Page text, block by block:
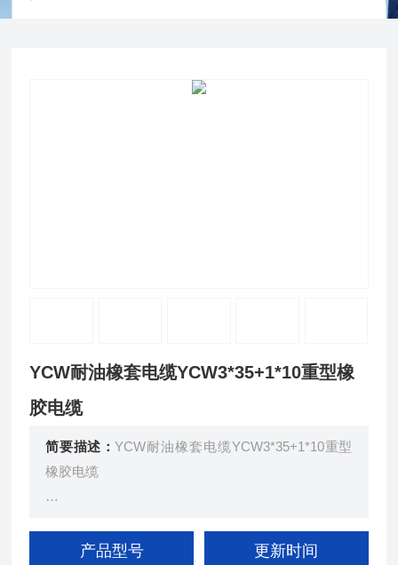
YCW耐油橡套电缆YCW3*35+1*10重型橡
胶电缆
简要描述：YCW耐油橡套电缆YCW3*35+1*10重型
橡胶电缆
绝缘层、经后，多股绞合成揽，再挤包橡皮护套、而
产品型号 更新时间